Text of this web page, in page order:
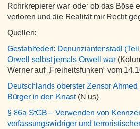
Rohrkrepierer war, oder ob das Böse
verloren und die Realität mir Recht
Quellen:
Gestahlfedert: Denunziantenstadl
Orwell selbst jemals Orwell war
Werner auf „Freiheitsfunken“ vom
Deutschlands oberster Zensor Ahmed
Bürger in den Knast(Nius)
§ 86a StGB – Verwenden von
verfassungswidriger und